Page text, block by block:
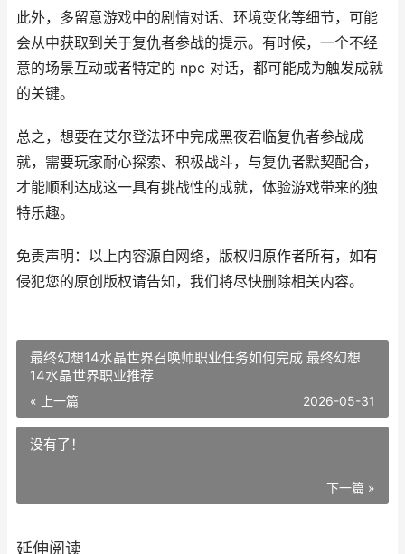
此外，多留意游戏中的剧情对话、环境变化等细节，可能
会从中获取到关于复仇者参战的提示。有时候，一个不经
意的场景互动或者特定的 npc 对话，都可能成为触发成就
的关键。
总之，想要在艾尔登法环中完成黑夜君临复仇者参战成
就，需要玩家耐心探索、积极战斗，与复仇者默契配合，
才能顺利达成这一具有挑战性的成就，体验游戏带来的独
特乐趣。
免责声明：以上内容源自网络，版权归原作者所有，如有
侵犯您的原创版权请告知，我们将尽快删除相关内容。
最终幻想14水晶世界召唤师职业任务如何完成 最终幻想
14水晶世界职业推荐
« 上一篇 2026-05-31
没有了！
下一篇 »
延伸阅读